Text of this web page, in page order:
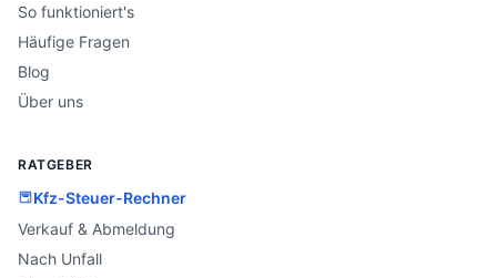
So funktioniert's
Häufige Fragen
Blog
Über uns
RATGEBER
Kfz-Steuer-Rechner
Verkauf & Abmeldung
Nach Unfall